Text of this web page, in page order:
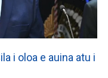
i oloa e auina atu i